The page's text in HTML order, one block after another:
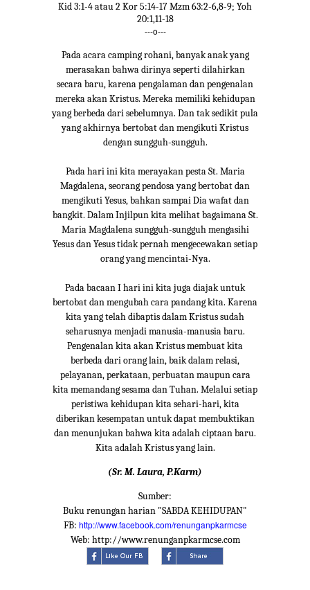
Kid 3:1-4 atau 2 Kor 5:14-17 Mzm 63:2-6,8-9; Yoh
20:1,11-18
---o---
Pada acara camping rohani, banyak anak yang
merasakan bahwa dirinya seperti dilahirkan
secara baru, karena pengalaman dan pengenalan
mereka akan Kristus. Mereka memiliki kehidupan
yang berbeda dari sebelumnya. Dan tak sedikit pula
yang akhirnya bertobat dan mengikuti Kristus
dengan sungguh-sungguh.
Pada hari ini kita merayakan pesta St. Maria
Magdalena, seorang pendosa yang bertobat dan
mengikuti Yesus, bahkan sampai Dia wafat dan
bangkit. Dalam Injilpun kita melihat bagaimana St.
Maria Magdalena sungguh-sungguh mengasihi
Yesus dan Yesus tidak pernah mengecewakan setiap
orang yang mencintai-Nya.
Pada bacaan I hari ini kita juga diajak untuk
bertobat dan mengubah cara pandang kita. Karena
kita yang telah dibaptis dalam Kristus sudah
seharusnya menjadi manusia-manusia baru.
Pengenalan kita akan Kristus membuat kita
berbeda dari orang lain, baik dalam relasi,
pelayanan, perkataan, perbuatan maupun cara
kita memandang sesama dan Tuhan. Melalui setiap
peristiwa kehidupan kita sehari-hari, kita
diberikan kesempatan untuk dapat membuktikan
dan menunjukan bahwa kita adalah ciptaan baru.
Kita adalah Kristus yang lain.
(Sr. M. Laura, P.Karm)
Sumber:
Buku renungan harian "SABDA KEHIDUPAN"
FB: http://www.facebook.com/renunganpkarmcse
Web: http://www.renunganpkarmcse.com